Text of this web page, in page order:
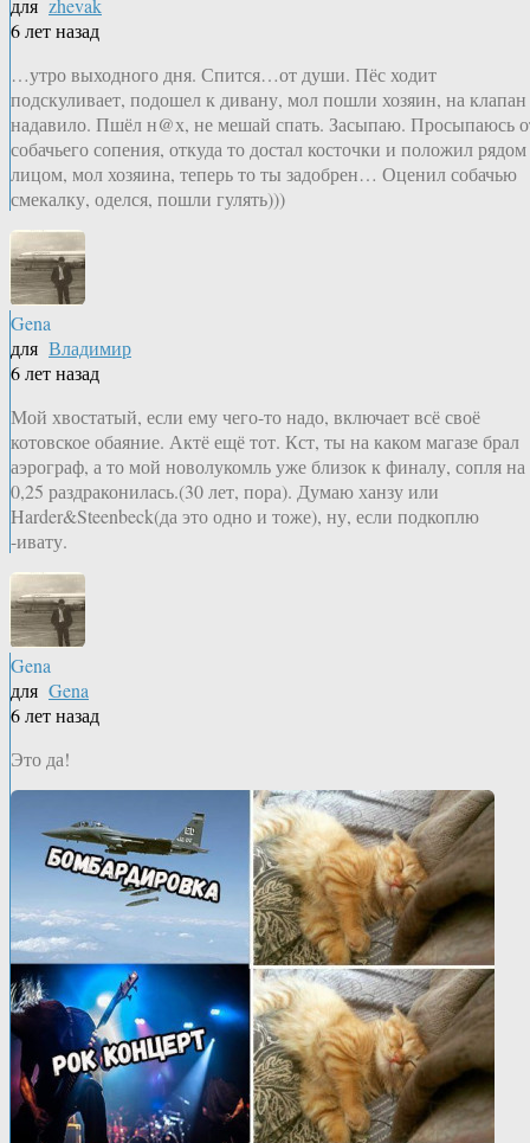
для zhevak
6 лет назад
…утро выходного дня. Спится…от души. Пёс ходит
подскуливает, подошел к дивану, мол пошли хозяин, на клапан
надавило. Пшёл н@х, не мешай спать. Засыпаю. Просыпаюсь
собачьего сопения, откуда то достал косточки и положил рядом
лицом, мол хозяина, теперь то ты задобрен… Оценил собачью
смекалку, оделся, пошли гулять)))
Gena
для Владимир
6 лет назад
Мой хвостатый, если ему чего-то надо, включает всё своё
котовское обаяние. Актё ещё тот. Кст, ты на каком магазе брал
аэрограф, а то мой новолукомль уже близок к финалу, сопля на
0,25 раздраконилась.(30 лет, пора). Думаю ханзу или
Harder&Steenbeck(да это одно и тоже), ну, если подкоплю
-ивату.
Gena
для Gena
6 лет назад
Это да!